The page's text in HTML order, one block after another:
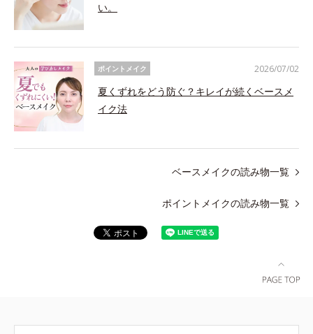
い。
ポイントメイク
夏くずれをどう防ぐ？キレイが続くベースメ
イク法
2026/07/02
ベースメイクの読み物一覧
ポイントメイクの読み物一覧